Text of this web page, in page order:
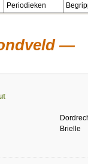
Periodieken
Brielle